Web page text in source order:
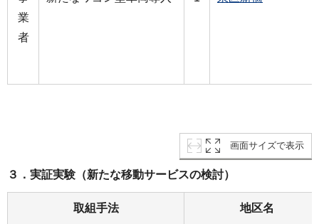
業
者
画面サイズで表示
３．実証実験（新たな移動サービスの検討）
取組手法 地区名